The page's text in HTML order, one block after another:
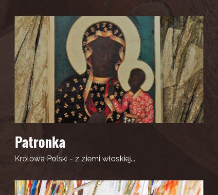
Patronka
Królowa Polski - z ziemi włoskiej...